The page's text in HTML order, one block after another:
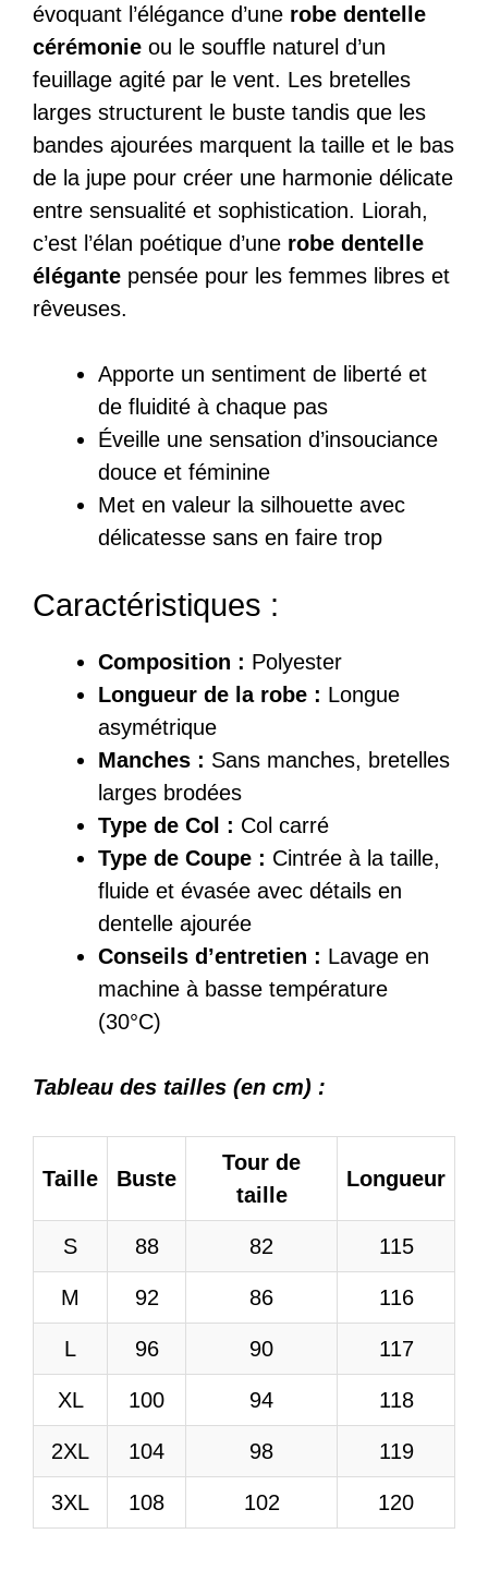
évoquant l’élégance d’une robe dentelle
cérémonie ou le souffle naturel d’un
feuillage agité par le vent. Les bretelles
larges structurent le buste tandis que les
bandes ajourées marquent la taille et le bas
de la jupe pour créer une harmonie délicate
entre sensualité et sophistication. Liorah,
c’est l’élan poétique d’une robe dentelle
élégante pensée pour les femmes libres et
rêveuses.
Apporte un sentiment de liberté et
de fluidité à chaque pas
Éveille une sensation d’insouciance
douce et féminine
Met en valeur la silhouette avec
délicatesse sans en faire trop
Caractéristiques :
Composition : Polyester
Longueur de la robe : Longue
asymétrique
Manches : Sans manches, bretelles
larges brodées
Type de Col : Col carré
Type de Coupe : Cintrée à la taille,
fluide et évasée avec détails en
dentelle ajourée
Conseils d’entretien : Lavage en
machine à basse température
(30°C)
Tableau des tailles (en cm) :
Taille Buste
Tour de
taille
Longueur
S 88 82 115
M 92 86 116
L 96 90 117
XL 100 94 118
2XL 104 98 119
3XL 108 102 120